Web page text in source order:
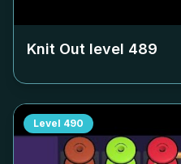
Knit Out level 489
Level 490